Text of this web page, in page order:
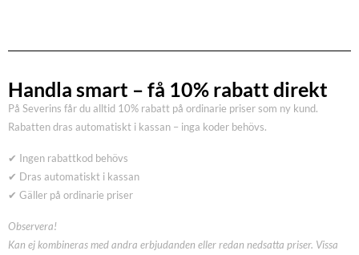
Handla smart – få 10% rabatt direkt
På Severins får du alltid 10% rabatt på ordinarie priser som ny kund.
Rabatten dras automatiskt i kassan – inga koder behövs.
✔ Ingen rabattkod behövs
✔ Dras automatiskt i kassan
✔ Gäller på ordinarie priser
Observera!
Kan ej kombineras med andra erbjudanden eller redan nedsatta priser. Vissa